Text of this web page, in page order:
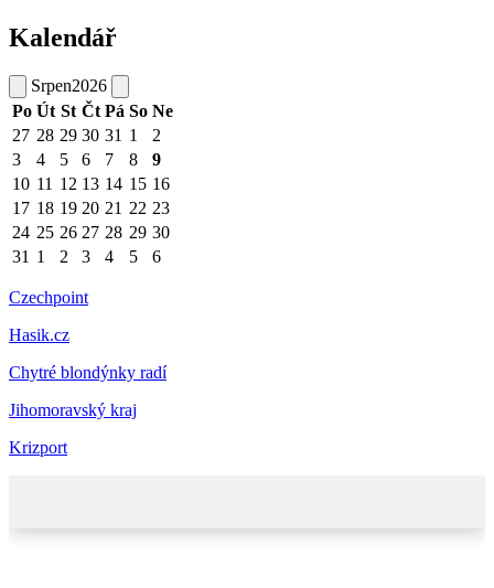
Kalendář
Srpen2026
Po Út St Čt Pá So Ne
27 28 29 30 31 1
2
3
4 5 6 7 8
9
10 11 12 13 14 15 16
17 18 19 20 21 22 23
24 25 26 27 28 29 30
31 1 2 3 4 5 6
Czechpoint
Hasik.cz
Chytré blondýnky radí
Jihomoravský kraj
Krizport